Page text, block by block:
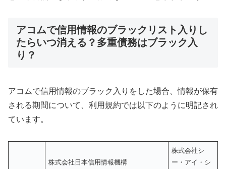
アコムで信用情報のブラックリスト入りし
たらいつ消える？多重債務はブラック入
り？
アコムで信用情報のブラック入りをした場合、情報が保有
される期間について、利用規約では以下のように明記され
ています。
株式会社日本信用情報機構
株式会社シ
ー・アイ・シ